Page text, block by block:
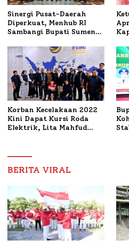
Sinergi Pusat-Daerah
Diperkuat, Menhub RI
Sambangi Bupati Sumenep
Mutiara Sentosa II
Korban Kecelakaan 2022
Kini Dapat Kursi Roda
Elektrik, Lita Mahfud
Nabil
BERITA VIRAL